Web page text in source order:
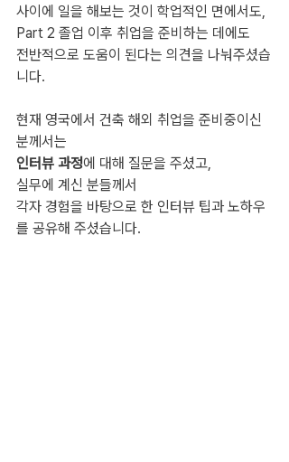
사이에 일을 해보는 것이 학업적인 면에서도,
Part 2 졸업 이후 취업을 준비하는 데에도
전반적으로 도움이 된다는 의견을 나눠주셨습
니다.
현재 영국에서 건축 해외 취업을 준비중이신
분께서는
인터뷰 과정에 대해 질문을 주셨고,
실무에 계신 분들께서
각자 경험을 바탕으로 한 인터뷰 팁과 노하우
를 공유해 주셨습니다.